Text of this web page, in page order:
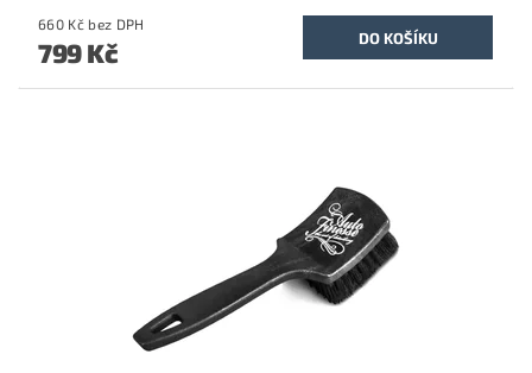
660 Kč bez DPH
799 Kč